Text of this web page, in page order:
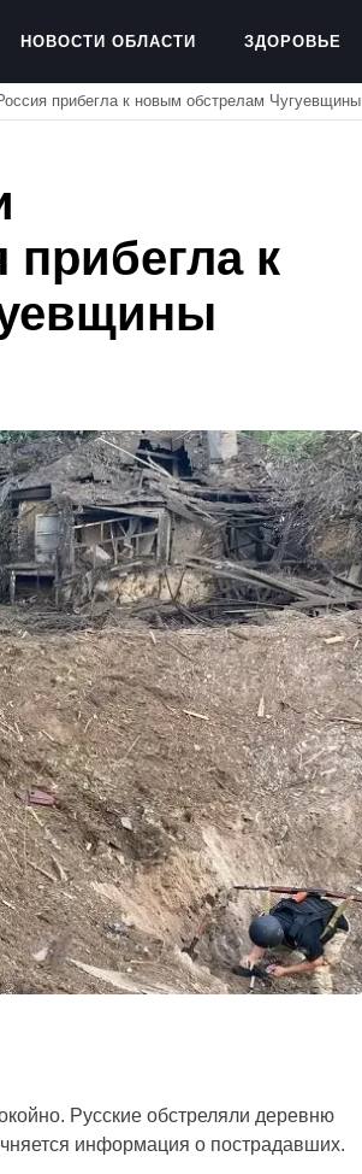
НОВОСТИ ОБЛАСТИ ЗДОРОВЬЕ
прибегла к новым обстрелам Чугуевщины
к
Русские обстреляли деревню
информация о пострадавших.